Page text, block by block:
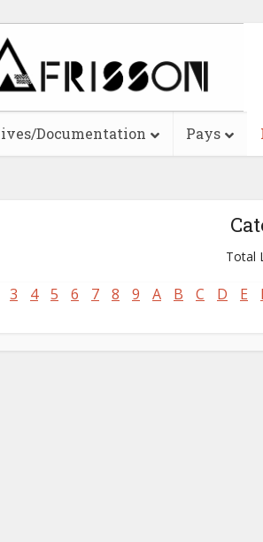
Documentation Pays
Total
3 4 5 6 7 8 9 A B C D E